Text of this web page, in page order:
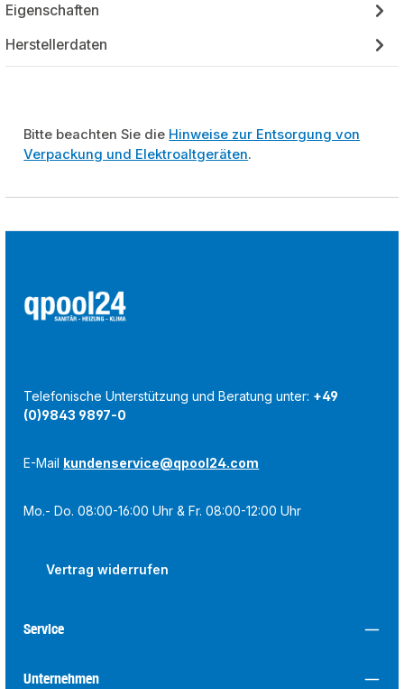
Eigenschaften
Herstellerdaten
Bitte beachten Sie die Hinweise zur Entsorgung von
Verpackung und Elektroaltgeräten.
Telefonische Unterstützung und Beratung unter: +49
(0)9843 9897-0
E-Mail kundenservice@qpool24.com
Mo.- Do. 08:00-16:00 Uhr & Fr. 08:00-12:00 Uhr
Vertrag widerrufen
Service
Unternehmen